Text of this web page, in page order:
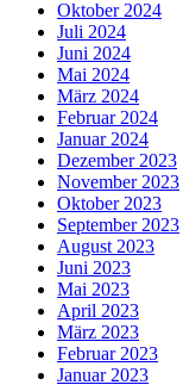
Oktober 2024
Juli 2024
Juni 2024
Mai 2024
März 2024
Februar 2024
Januar 2024
Dezember 2023
November 2023
Oktober 2023
September 2023
August 2023
Juni 2023
Mai 2023
April 2023
März 2023
Februar 2023
Januar 2023